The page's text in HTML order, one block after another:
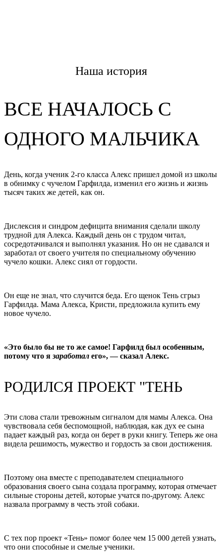
Наша история
ВСЕ НАЧАЛОСЬ С
ОДНОГО МАЛЬЧИКА
День, когда ученик 2-го класса Алекс пришел домой из школы
в обнимку с чучелом Гарфилда, изменил его жизнь и жизнь
тысяч таких же детей, как он.
Дислексия и синдром дефицита внимания сделали школу
трудной для Алекса. Каждый день он с трудом читал,
сосредотачивался и выполнял указания. Но он не сдавался и
заработал от своего учителя по специальному обучению
чучело кошки. Алекс сиял от гордости.
Он еще не знал, что случится беда. Его щенок Тень сгрыз
Гарфилда. Мама Алекса, Кристи, предложила купить ему
новое чучело.
«Это было бы не то же самое! Гарфилд был особенным,
потому что я заработал его», — сказал Алекс.
РОДИЛСЯ ПРОЕКТ "ТЕНЬ
Эти слова стали тревожным сигналом для мамы Алекса. Она
чувствовала себя беспомощной, наблюдая, как дух ее сына
падает каждый раз, когда он берет в руки книгу. Теперь же она
видела решимость, мужество и гордость за свои достижения.
Поэтому она вместе с преподавателем специального
образования своего сына создала программу, которая отмечает
сильные стороны детей, которые учатся по-другому. Алекс
назвала программу в честь этой собаки.
С тех пор проект «Тень» помог более чем 15 000 детей узнать,
что они способные и смелые ученики.